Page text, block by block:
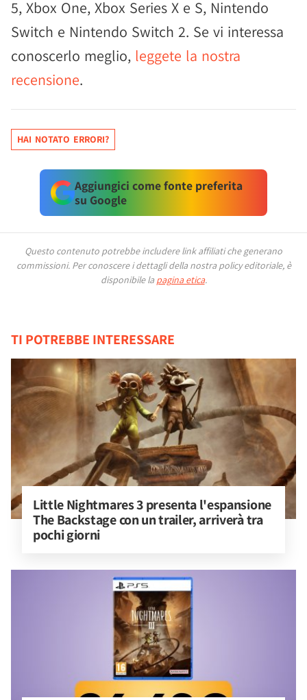
5, Xbox One, Xbox Series X e S, Nintendo
Switch e Nintendo Switch 2. Se vi interessa
conoscerlo meglio, leggete la nostra
recensione.
HAI NOTATO ERRORI?
Aggiungici come fonte preferita
su Google
Questo contenuto potrebbe includere link affiliati che generano
commissioni. Per conoscere i dettagli della nostra policy editoriale, è
disponibile la pagina etica.
TI POTREBBE INTERESSARE
Little Nightmares 3 presenta l'espansione
The Backstage con un trailer, arriverà tra
pochi giorni